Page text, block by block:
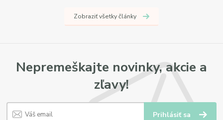
Zobraziť všetky články
Nepremeškajte novinky, akcie a
zľavy!
Prihlásiť sa